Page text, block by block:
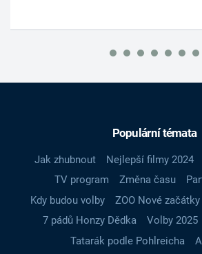
Populární témata
Jak zhubnout Nejlepší filmy 2024
TV program
Změna času
Kdy budou volby
ZOO Nové začátky
7 pádů Honzy Dědka
Volby 2025
Tatarák podle Pohlreicha